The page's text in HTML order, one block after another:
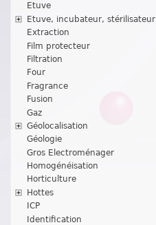
Etuve
Etuve, incubateur, stérilisateur
Extraction
Film protecteur
Filtration
Four
Fragrance
Fusion
Gaz
Géolocalisation
Géologie
Gros Electroménager
Homogénéisation
Horticulture
Hottes
ICP
Identification